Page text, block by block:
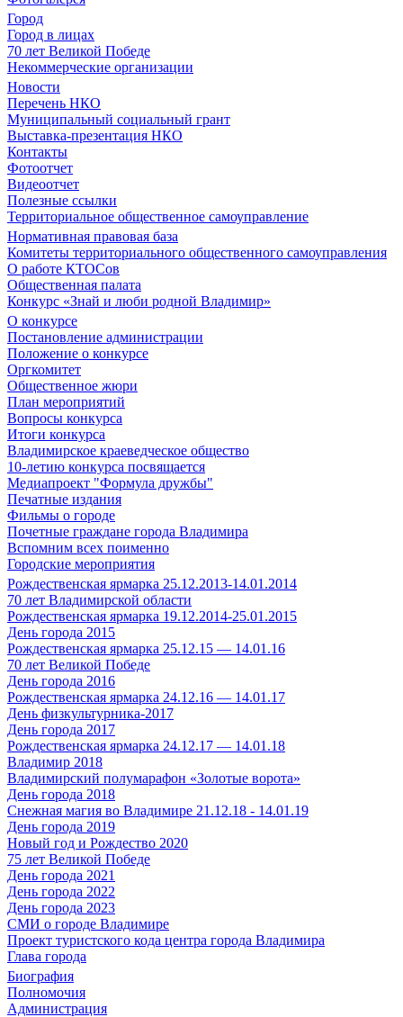
Город
Город в лицах
70 лет Великой Победе
Некоммерческие организации
Новости
Перечень НКО
Муниципальный социальный грант
Выставка-презентация НКО
Контакты
Фотоотчет
Видеоотчет
Полезные ссылки
Территориальное общественное самоуправление
Нормативная правовая база
Комитеты территориального общественного самоуправления
О работе КТОСов
Общественная палата
Конкурс «Знай и люби родной Владимир»
О конкурсе
Постановление администрации
Положение о конкурсе
Оргкомитет
Общественное жюри
План мероприятий
Вопросы конкурса
Итоги конкурса
Владимирское краеведческое общество
10-летию конкурса посвящается
Медиапроект "Формула дружбы"
Печатные издания
Фильмы о городе
Почетные граждане города Владимира
Вспомним всех поименно
Городские мероприятия
Рождественская ярмарка 25.12.2013-14.01.2014
70 лет Владимирской области
Рождественская ярмарка 19.12.2014-25.01.2015
День города 2015
Рождественская ярмарка 25.12.15 — 14.01.16
70 лет Великой Победе
День города 2016
Рождественская ярмарка 24.12.16 — 14.01.17
День физкультурника-2017
День города 2017
Рождественская ярмарка 24.12.17 — 14.01.18
Владимир 2018
Владимирский полумарафон «Золотые ворота»
День города 2018
Снежная магия во Владимире 21.12.18 - 14.01.19
День города 2019
Новый год и Рождество 2020
75 лет Великой Победе
День города 2021
День города 2022
День города 2023
СМИ о городе Владимире
Проект туристского кода центра города Владимира
Глава города
Биография
Полномочия
Администрация